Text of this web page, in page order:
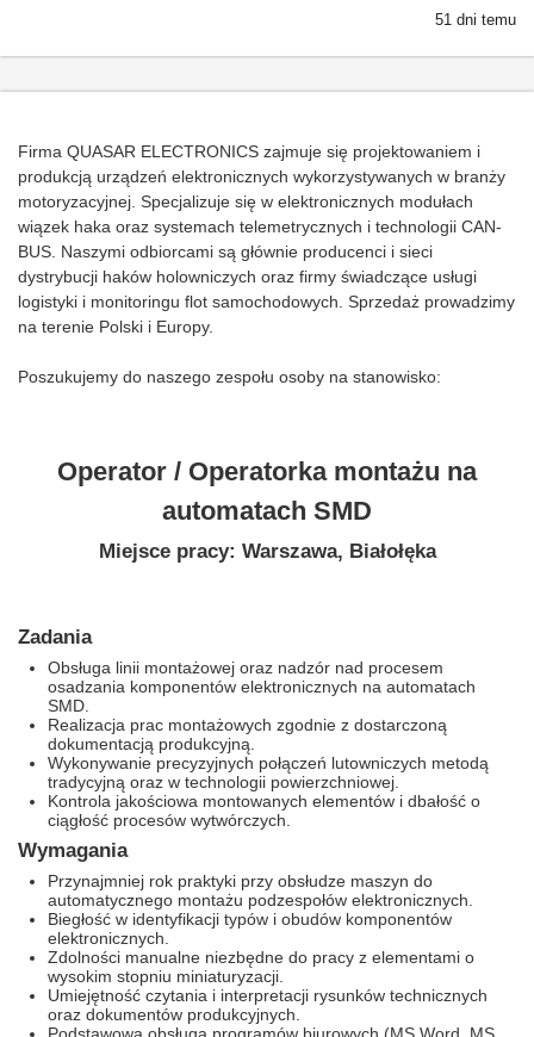
51 dni temu
Firma QUASAR ELECTRONICS zajmuje się projektowaniem i
produkcją urządzeń elektronicznych wykorzystywanych w branży
motoryzacyjnej. Specjalizuje się w elektronicznych modułach
wiązek haka oraz systemach telemetrycznych i technologii CAN-
BUS. Naszymi odbiorcami są głównie producenci i sieci
dystrybucji haków holowniczych oraz firmy świadczące usługi
logistyki i monitoringu flot samochodowych. Sprzedaż prowadzimy
na terenie Polski i Europy.
Poszukujemy do naszego zespołu osoby na stanowisko:
Operator / Operatorka montażu na
automatach SMD
Miejsce pracy: Warszawa, Białołęka
Zadania
Obsługa linii montażowej oraz nadzór nad procesem
osadzania komponentów elektronicznych na automatach
SMD.
Realizacja prac montażowych zgodnie z dostarczoną
dokumentacją produkcyjną.
Wykonywanie precyzyjnych połączeń lutowniczych metodą
tradycyjną oraz w technologii powierzchniowej.
Kontrola jakościowa montowanych elementów i dbałość o
ciągłość procesów wytwórczych.
Wymagania
Przynajmniej rok praktyki przy obsłudze maszyn do
automatycznego montażu podzespołów elektronicznych.
Biegłość w identyfikacji typów i obudów komponentów
elektronicznych.
Zdolności manualne niezbędne do pracy z elementami o
wysokim stopniu miniaturyzacji.
Umiejętność czytania i interpretacji rysunków technicznych
oraz dokumentów produkcyjnych.